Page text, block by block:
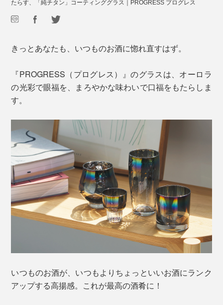
たらす、「純チタン」コーティンググラス｜PROGRESS プログレス
きっとあなたも、いつものお酒に惚れ直すはず。
『PROGRESS（プログレス）』のグラスは、オーロラ
の光彩で眼福を、まろやかな味わいで口福をもたらしま
す。
いつものお酒が、いつもよりちょっといいお酒にランク
アップする高揚感。これが最高の酒肴に！